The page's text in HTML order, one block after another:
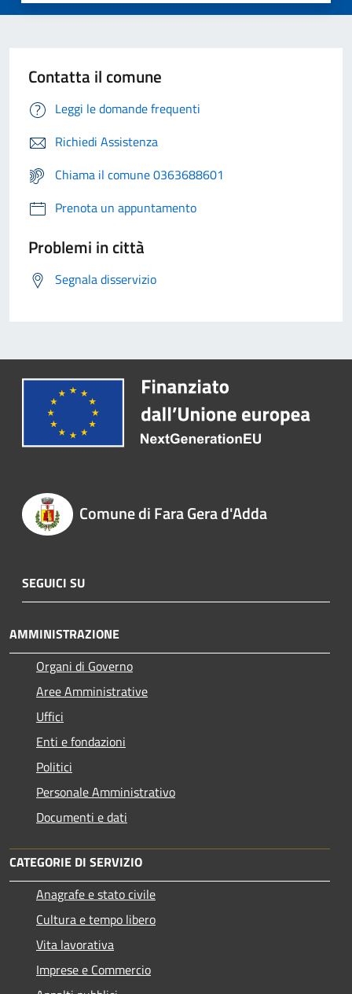
Contatta il comune
Leggi le domande frequenti
Richiedi Assistenza
Chiama il comune 0363688601
Prenota un appuntamento
Problemi in città
Segnala disservizio
Comune di Fara Gera d'Adda
SEGUICI SU
AMMINISTRAZIONE
Organi di Governo
Aree Amministrative
Uffici
Enti e fondazioni
Politici
Personale Amministrativo
Documenti e dati
CATEGORIE DI SERVIZIO
Anagrafe e stato civile
Cultura e tempo libero
Vita lavorativa
Imprese e Commercio